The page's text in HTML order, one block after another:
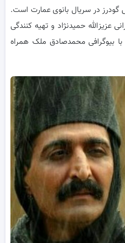
در سریال‌ بانوی عمارت است.
عزیزالله حمیدنژاد و تهیه کنندگی
بیوگرافی محمدصادق ملک همراه